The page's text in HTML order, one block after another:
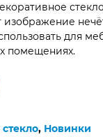
изображение
для
помещениях.
, Новинки